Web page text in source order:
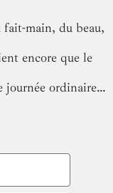
main, du beau,
encore que le
journée ordinaire…